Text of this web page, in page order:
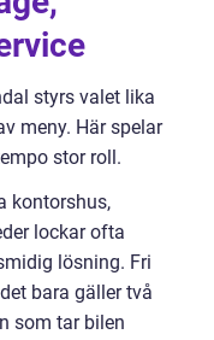
styrs valet lika
meny. Här spelar
stor roll.
kontorshus,
lockar ofta
lösning. Fri
bara gäller två
som tar bilen